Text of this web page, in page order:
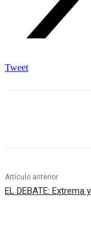
Tweet
Artículo anterior
EL DEBATE: Extrema